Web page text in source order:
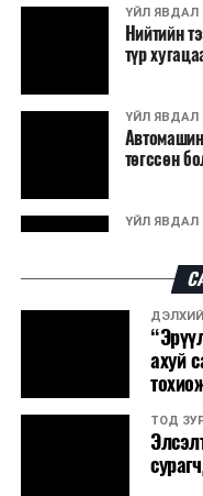
ҮЙЛ ЯВДАЛ
Нийтийн
түр
ҮЙЛ ЯВДАЛ
төгссөн
ҮЙЛ ЯВДАЛ
ДЭЛХИЙ
ҮЙЛ ЯВДАЛ
тонн АИ-
ахуй
ТОД